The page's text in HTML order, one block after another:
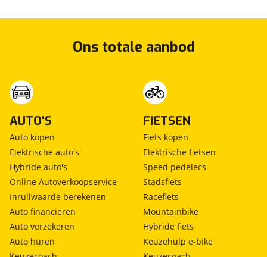
Ons totale aanbod
AUTO'S
Auto kopen
Elektrische auto's
Hybride auto's
Online Autoverkoopservice
Inruilwaarde berekenen
Auto financieren
Auto verzekeren
Auto huren
FIETSEN
Fiets kopen
Elektrische fietsen
Speed pedelecs
Stadsfiets
Racefiets
Mountainbike
Hybride fiets
Keuzehulp e-bike